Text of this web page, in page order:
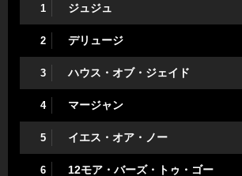
1 ジュジュ
2 デリュージ
3 ハウス・オブ・ジェイド
4 マージャン
5 イエス・オア・ノー
6 12モア・バーズ・トゥ・ゴー